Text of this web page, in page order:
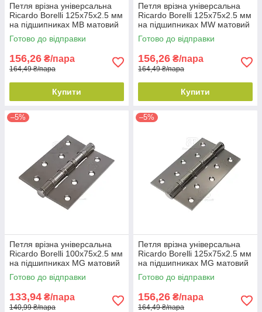
Петля врізна універсальна
Ricardo Borelli 125х75х2.5 мм
на підшипниках MB матовий
чорний
Готово до відправки
156,26 ₴/пара
164,49 ₴/пара
Купити
Петля врізна універсальна
Ricardo Borelli 125х75х2.5 мм
на підшипниках MW матовий
білий
Готово до відправки
156,26 ₴/пара
164,49 ₴/пара
Купити
–5%
Петля врізна універсальна
Ricardo Borelli 100х75х2.5 мм
на підшипниках MG матовий
графіт
Готово до відправки
133,94 ₴/пара
140,99 ₴/пара
–5%
Петля врізна універсальна
Ricardo Borelli 125х75х2.5 мм
на підшипниках MG матовий
графіт
Готово до відправки
156,26 ₴/пара
164,49 ₴/пара